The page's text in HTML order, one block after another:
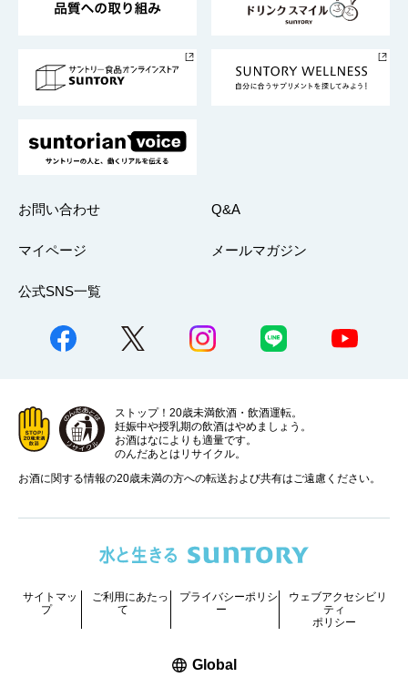
採用情報
お問い合わせ Q&A
マイページ メールマガジン
公式SNS一覧
ストップ！20歳未満飲酒・飲酒運転。
妊娠中や授乳期の飲酒はやめましょう。
お酒はなによりも適量です。
のんだあとはリサイクル。
お酒に関する情報の20歳未満の方への転送および共有はご遠慮ください。
サイトマッ
プ
ご利用にあたっ
て
プライバシーポリシ
ー
ウェブアクセシビリ
ティ
ポリシー
Global新しいウィンドウで開く